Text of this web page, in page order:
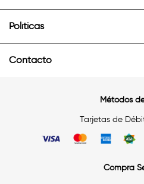
Políticas
Contacto
Métodos
Tarjetas de
Compra